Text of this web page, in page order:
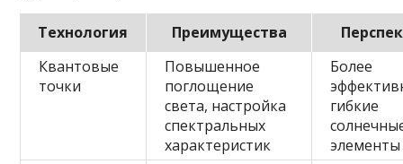
Технология Преимущества
Квантовые
точки
Повышенное
поглощение
света, настройка
спектральных
характеристик
Более
гибкие
элементы